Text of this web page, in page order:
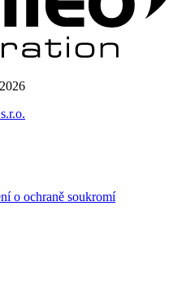
o ochraně soukromí